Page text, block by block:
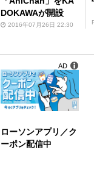
DOKAWAが開設
2016年07月26日 22:30
ローソンアプリ／ク
ーポン配信中
AD